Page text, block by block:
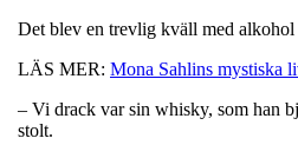
Det blev en trevlig kväll med alkohol
LÄS MER: Mona Sahlins mystiska
– Vi drack var sin whisky, som han
stolt.